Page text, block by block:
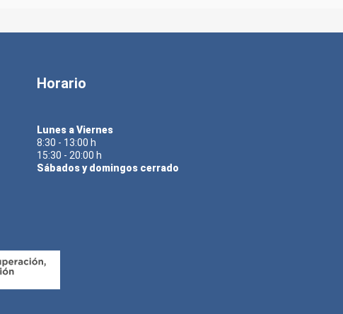
Horario
Lunes a Viernes
8:30 - 13:00 h
15:30 - 20:00 h
Sábados y domingos cerrado